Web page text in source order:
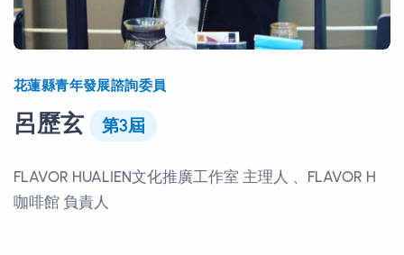
花蓮縣青年發展諮詢委員
呂歷玄 第3屆
FLAVOR HUALIEN文化推廣工作室 主理人 、FLAVOR H
咖啡館 負責人